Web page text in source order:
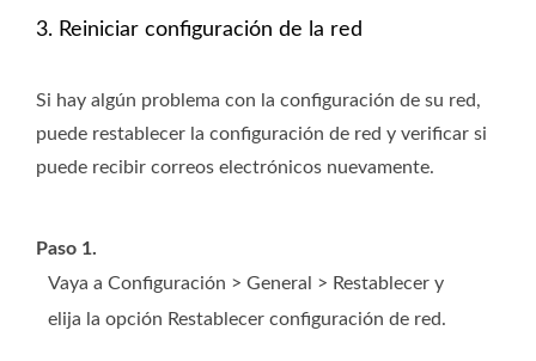
3. Reiniciar configuración de la red
Si hay algún problema con la configuración de su red,
puede restablecer la configuración de red y verificar si
puede recibir correos electrónicos nuevamente.
Paso 1.
Vaya a Configuración > General > Restablecer y
elija la opción Restablecer configuración de red.